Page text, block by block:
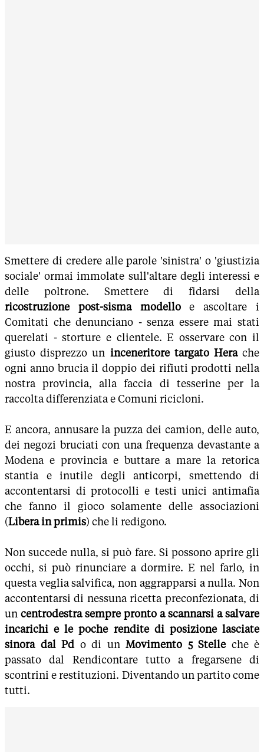
Smettere di credere alle parole 'sinistra' o 'giustizia
sociale' ormai immolate sull'altare degli interessi e
delle poltrone. Smettere di fidarsi della
ricostruzione post-sisma modelloe ascoltare i
Comitati che denunciano - senza essere mai stati
querelati - storture e clientele. E osservare con il
giusto disprezzo un inceneritore targato Herache
ogni anno brucia il doppio dei rifiuti prodotti nella
nostra provincia, alla faccia di tesserine per la
raccolta differenziata e Comuni ricicloni.
E ancora, annusare la puzza dei camion, delle auto,
dei negozi bruciati con una frequenza devastante a
Modena e provincia e buttare a mare la retorica
stantia e inutile degli anticorpi, smettendo di
accontentarsi di protocolli e testi unici antimafia
che fanno il gioco solamente delle associazioni
(Libera in primis) che li redigono.
Non succede nulla, si può fare. Si possono aprire gli
occhi, si può rinunciare a dormire. E nel farlo, in
questa veglia salvifica, non aggrapparsi a nulla. Non
accontentarsi di nessuna ricetta preconfezionata, di
un centrodestra sempre pronto a scannarsi a salvare
incarichi e le poche rendite di posizione lasciate
sinora dal Pdo di un Movimento 5 Stelleche è
passato dal Rendicontare tutto a fregarsene di
scontrini e restituzioni. Diventando un partito come
tutti.